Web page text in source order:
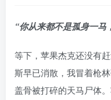
“你从来都不是孤身一
等下，苹果杰克还没有
斯早已消散，我冒着枪
盖骨被打碎的天马尸体